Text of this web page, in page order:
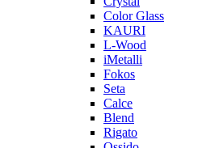
Color Glass
KAURI
L-Wood
iMetalli
Fokos
Seta
Calce
Blend
Rigato